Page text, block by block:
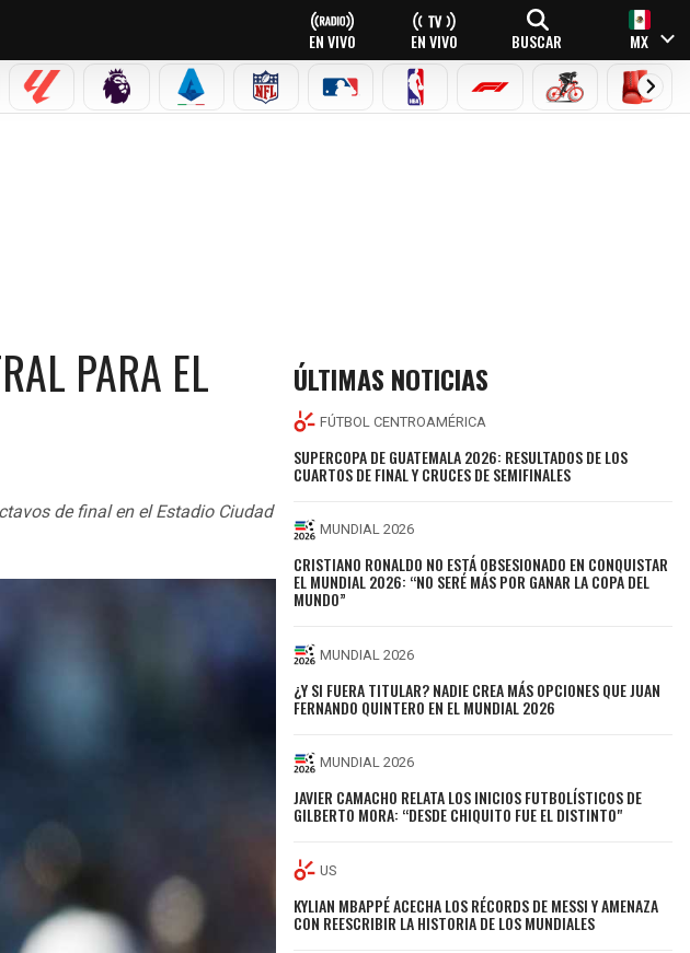
EN VIVO EN VIVO BUSCAR MX
LEAGUE
LALIGA PREMIER LEAGUE
SERIE A NFL MLB NBA FÓRMULA 1CICLISMOBOXEO
PARA EL
de final en el Estadio Ciudad
ÚLTIMAS NOTICIAS
FÚTBOL CENTROAMÉRICA
SUPERCOPA DE GUATEMALA 2026: RESULTADOS DE LOS
CUARTOS DE FINAL Y CRUCES DE SEMIFINALES
MUNDIAL 2026
CRISTIANO RONALDO NO ESTÁ OBSESIONADO EN CONQUISTAR
EL MUNDIAL 2026: “NO SERÉ MÁS POR GANAR LA COPA DEL
MUNDO”
MUNDIAL 2026
¿Y SI FUERA TITULAR? NADIE CREA MÁS OPCIONES QUE JUAN
FERNANDO QUINTERO EN EL MUNDIAL 2026
MUNDIAL 2026
JAVIER CAMACHO RELATA LOS INICIOS FUTBOLÍSTICOS DE
GILBERTO MORA: “DESDE CHIQUITO FUE EL DISTINTO"
US
KYLIAN MBAPPÉ ACECHA LOS RÉCORDS DE MESSI Y AMENAZA
CON REESCRIBIR LA HISTORIA DE LOS MUNDIALES